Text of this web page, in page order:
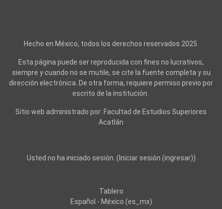
Hecho en México, todos los derechos reservados 2025.
Esta página puede ser reproducida con fines no lucrativos,
siempre y cuando no se mutile, se cite la fuente completa y su
dirección electrónica. De otra forma, requiere permiso previo por
escrito de la institución.
Sitio web administrado por: Facultad de Estudios Superiores
Acatlán
Usted no ha iniciado sesión. ( Iniciar sesión (ingresar))
Tablero
Español - México ‎(es_mx)‎